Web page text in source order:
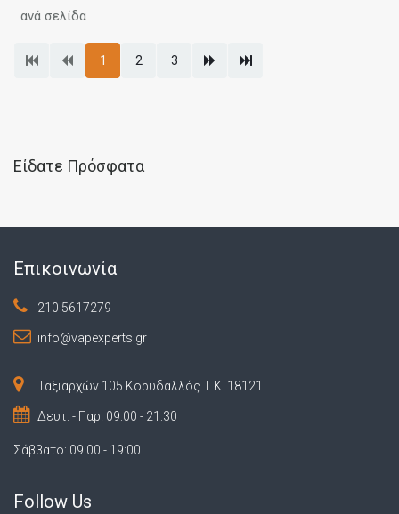
ανά σελίδα
1 2 3
Είδατε Πρόσφατα
Επικοινωνία
210 5617279
info@vapexperts.gr
Ταξιαρχών 105 Κορυδαλλός Τ.Κ. 18121
Δευτ. - Παρ. 09:00 - 21:30
Σάββατο: 09:00 - 19:00
Follow Us